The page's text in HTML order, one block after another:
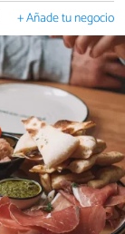
+ Añade tu negocio